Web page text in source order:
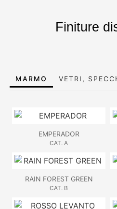
Finiture
MARMO VETRI,
EMPERADOR
CAT. A
RAIN FOREST GREEN
CAT. B